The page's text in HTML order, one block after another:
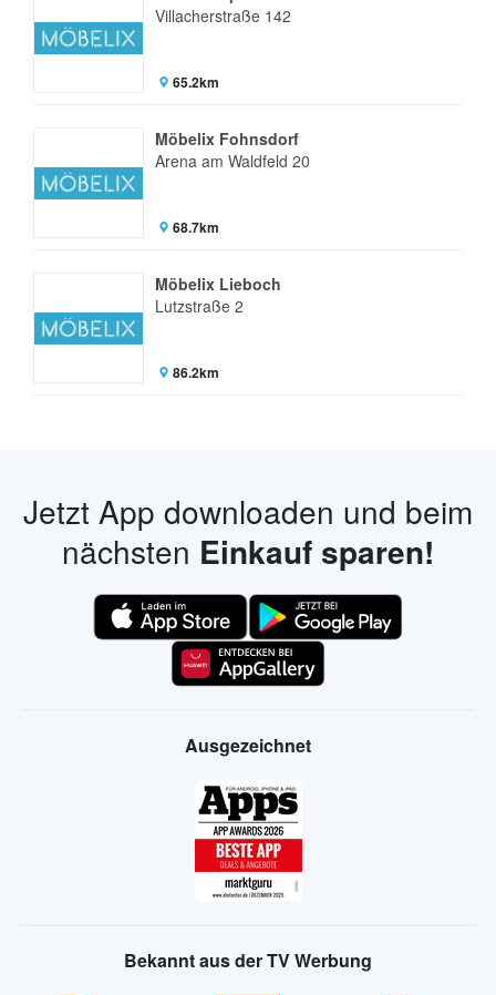
Villacherstraße 142
65.2km
Möbelix Fohnsdorf
Arena am Waldfeld 20
68.7km
Möbelix Lieboch
Lutzstraße 2
86.2km
Jetzt App downloaden und beim
nächsten Einkauf sparen!
Ausgezeichnet
Bekannt aus der TV Werbung